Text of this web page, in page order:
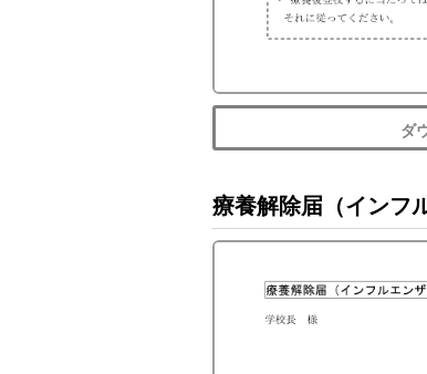
ダ
療養解除届（インフ